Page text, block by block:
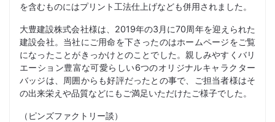
を含むものにはプリント工法仕上げなども併用されました。
大豊建設株式会社様は、2019年の3月に70周年を迎えられた
建設会社。当社にご用命を下さったのはホームページをご覧
になったことがきっかけとのことでした。親しみやすくバリ
エーション豊富な可愛らしい6つのオリジナルキャラクター
バッジは、周囲からも好評だったとの事で、ご担当者様はそ
の出来栄えや品質などにもご満足いただけたご様子でした。
（ピンズファクトリー談）